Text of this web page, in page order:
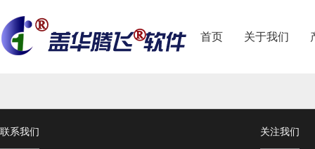
首页 关于我们
联系我们 关注我们